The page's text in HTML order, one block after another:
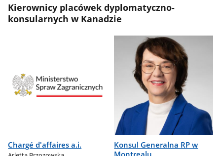
Kierownicy placówek dyplomatyczno-
konsularnych w Kanadzie
Chargé d'affaires a.i.
Konsul Generalna RP w